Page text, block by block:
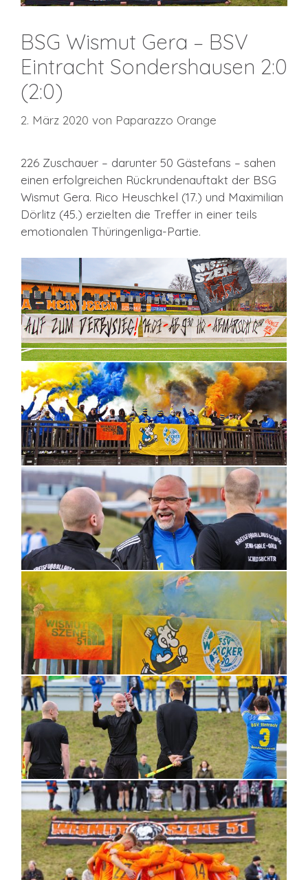
BSG Wismut Gera – BSV
Eintracht Sondershausen 2:0
(2:0)
2. März 2020 von Paparazzo Orange
226 Zuschauer – darunter 50 Gästefans – sahen
einen erfolgreichen Rückrundenauftakt der BSG
Wismut Gera. Rico Heuschkel (17.) und Maximilian
Dörlitz (45.) erzielten die Treffer in einer teils
emotionalen Thüringenliga-Partie.